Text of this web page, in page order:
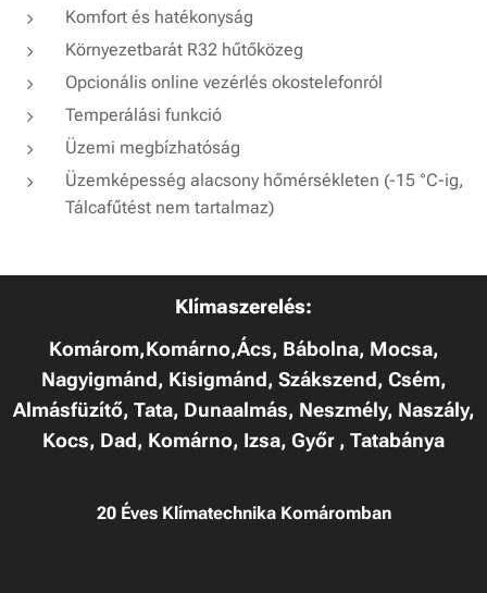
Komfort és hatékonyság
Környezetbarát R32 hűtőközeg
Opcionális online vezérlés okostelefonról
Temperálási funkció
Üzemi megbízhatóság
Üzemképesség alacsony hőmérsékleten (-15 °C-ig,
Tálcafűtést nem tartalmaz)
Klímaszerelés:
Komárom,Komárno,Ács, Bábolna, Mocsa,
Nagyigmánd, Kisigmánd, Szákszend, Csém,
Almásfüzítő, Tata, Dunaalmás, Neszmély, Naszály,
Kocs, Dad, Komárno, Izsa, Győr , Tatabánya
20 Éves Klímatechnika Komáromban